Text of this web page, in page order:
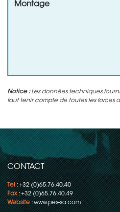
Montage
Notice :Les données techniques
faut tenir compte de toutes les forces
CONTACT
Tel: +32 (0)65.76.40.40
Fax: +32 (0)65.76.40.49
Website:www.pes-sa.com